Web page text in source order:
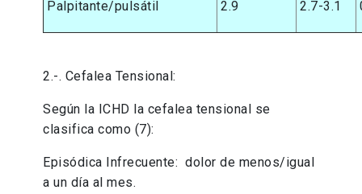
Palpitante/pulsátil 2.9 2.7-3.1
2.-. Cefalea Tensional:
Según la ICHD la cefalea tensional se
clasifica como (7):
Episódica Infrecuente: dolor de menos/igual
a un día al mes.